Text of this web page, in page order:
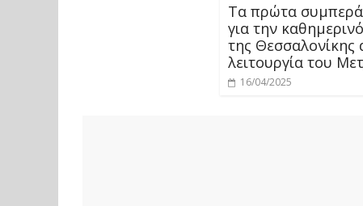
Τα πρώτα
για την
της Θεσσαλονίκης
λειτουργία του
16/04/2025